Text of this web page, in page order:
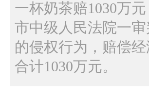
一杯奶茶赔1030万
市中级人民法院一
的侵权行为，赔偿
合计1030万元。